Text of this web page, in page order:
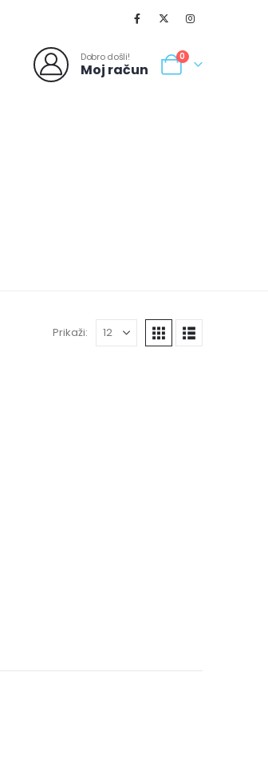
Dobro došli!
Moj račun
0
Prikaži: